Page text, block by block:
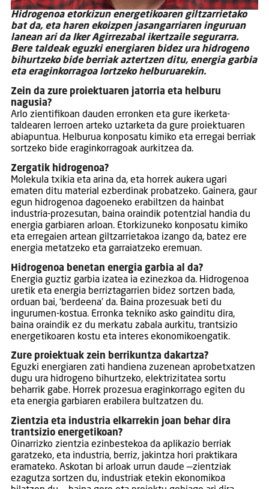
Hidrogenoa etorkizun energetikoaren giltzarrietako
bat da, eta haren ekoizpen jasangarriaren inguruan
lanean ari da Iker Agirrezabal ikertzaile segurarra.
Bere taldeak eguzki energiaren bidez ura hidrogeno
bihurtzeko bide berriak aztertzen ditu, energia garbia
eta eraginkorragoa lortzeko helburuarekin.
Zein da zure proiektuaren jatorria eta helburu
nagusia?
Arlo zientifikoan dauden erronken eta gure ikerketa-
taldearen lerroen arteko uztarketa da gure proiektuaren
abiapuntua. Helburua konposatu kimiko eta erregai berriak
sortzeko bide eraginkorragoak aurkitzea da.
Zergatik hidrogenoa?
Molekula txikia eta arina da, eta horrek aukera ugari
ematen ditu material ezberdinak probatzeko. Gainera, gaur
egun hidrogenoa dagoeneko erabiltzen da hainbat
industria-prozesutan, baina oraindik potentzial handia du
energia garbiaren arloan. Etorkizuneko konposatu kimiko
eta erregaien artean giltzarrietakoa izango da, batez ere
energia metatzeko eta garraiatzeko eremuan.
Hidrogenoa benetan energia garbia al da?
Energia guztiz garbia izatea ia ezinezkoa da. Hidrogenoa
uretik eta energia berriztagarrien bidez sortzen bada,
orduan bai, ‘berdeena’ da. Baina prozesuak beti du
ingurumen-kostua. Erronka tekniko asko gainditu dira,
baina oraindik ez du merkatu zabala aurkitu, trantsizio
energetikoaren kostu eta interes ekonomikoengatik.
Zure proiektuak zein berrikuntza dakartza?
Eguzki energiaren zati handiena zuzenean aprobetxatzen
dugu ura hidrogeno bihurtzeko, elektrizitatea sortu
beharrik gabe. Horrek prozesua eraginkorrago egiten du
eta energia garbiaren erabilera bultzatzen du.
Zientzia eta industria elkarrekin joan behar dira
trantsizio energetikoan?
Oinarrizko zientzia ezinbestekoa da aplikazio berriak
garatzeko, eta industria, berriz, jakintza hori praktikara
eramateko. Askotan bi arloak urrun daude —zientziak
ezagutza sortzen du, industriak etekin ekonomikoa